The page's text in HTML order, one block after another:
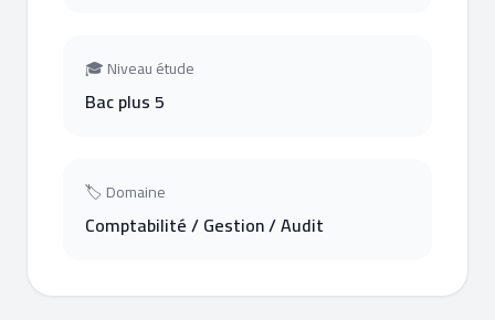
🎓 Niveau étude
Bac plus 5
🏷 Domaine
Comptabilité / Gestion / Audit